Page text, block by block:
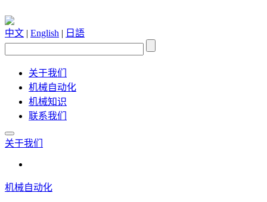
中文 | English | 日語
关于我们
机械自动化
机械知识
联系我们
关于我们
机械自动化